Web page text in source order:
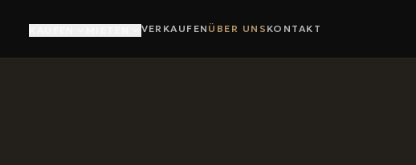
VERKAUFEN ÜBER UNS KONTAKT